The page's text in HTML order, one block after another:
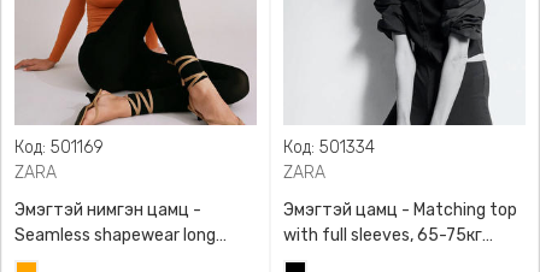
Код: 501169
ZARA
Эмэгтэй нимгэн цамц -
Seamless shapewear long
sleeve t-shirt, 40-60кг жинд
Код: 501334
ZARA
Эмэгтэй цамц - Matching top
with full sleeves, 65-75кг
жинд таарна, ZARA,